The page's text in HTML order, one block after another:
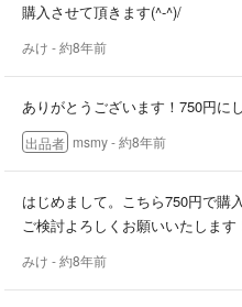
購入させて頂きます(^-^)/
みけ - 約8年前
ありがとうございます！750円に
出品者 msmy- 約8年前
はじめまして。こちら750円で購
ご検討よろしくお願いいたします
みけ - 約8年前